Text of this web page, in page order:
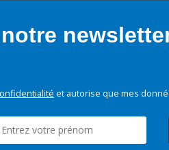
et autorise que mes